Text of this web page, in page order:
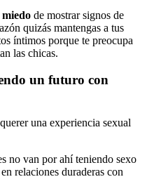
de mostrar signos de
quizás mantengas a tus
íntimos porque te preocupa
las chicas.
un futuro con
una experiencia sexual
no van por ahí teniendo sexo
relaciones duraderas con